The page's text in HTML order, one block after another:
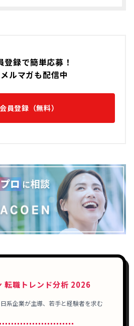
登録で簡単応募！
ルマガも配信中
員登録（無料）
転職トレンド分析 2026
系企業が主導、若手と経験者を求む